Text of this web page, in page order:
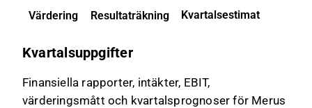
Värdering Resultaträkning Kvartalsestimat
Kvartalsuppgifter
Finansiella rapporter, intäkter, EBIT,
värderingsmått och kvartalsprognoser för Merus